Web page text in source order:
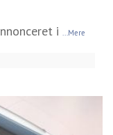
i ...Mere